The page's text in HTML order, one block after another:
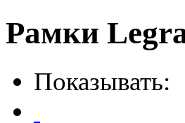
Рамки
Показывать: